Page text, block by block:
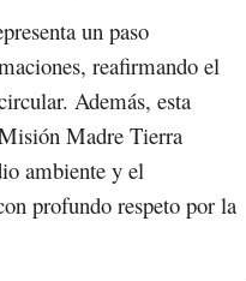
un paso
reafirmando el
Además, esta
Madre Tierra
ambiente y el
profundo respeto por la